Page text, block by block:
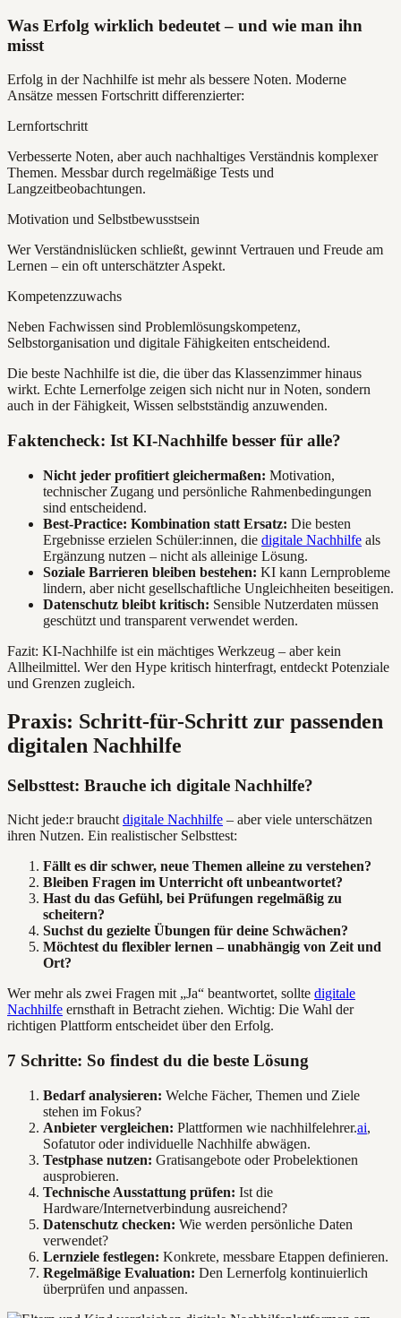
Was Erfolg wirklich bedeutet – und wie man ihn
misst
Erfolg in der Nachhilfe ist mehr als bessere Noten. Moderne
Ansätze messen Fortschritt differenzierter:
Lernfortschritt
Verbesserte Noten, aber auch nachhaltiges Verständnis komplexer
Themen. Messbar durch regelmäßige Tests und
Langzeitbeobachtungen.
Motivation und Selbstbewusstsein
Wer Verständnislücken schließt, gewinnt Vertrauen und Freude am
Lernen – ein oft unterschätzter Aspekt.
Kompetenzzuwachs
Neben Fachwissen sind Problemlösungskompetenz,
Selbstorganisation und digitale Fähigkeiten entscheidend.
Die beste Nachhilfe ist die, die über das Klassenzimmer hinaus
wirkt. Echte Lernerfolge zeigen sich nicht nur in Noten, sondern
auch in der Fähigkeit, Wissen selbstständig anzuwenden.
Faktencheck: Ist KI-Nachhilfe besser für alle?
Nicht jeder profitiert gleichermaßen: Motivation,
technischer Zugang und persönliche Rahmenbedingungen
sind entscheidend.
Best-Practice: Kombination statt Ersatz: Die besten
Ergebnisse erzielen Schüler:innen, die digitale Nachhilfe als
Ergänzung nutzen – nicht als alleinige Lösung.
Soziale Barrieren bleiben bestehen: KI kann Lernprobleme
lindern, aber nicht gesellschaftliche Ungleichheiten beseitigen.
Datenschutz bleibt kritisch: Sensible Nutzerdaten müssen
geschützt und transparent verwendet werden.
Fazit: KI-Nachhilfe ist ein mächtiges Werkzeug – aber kein
Allheilmittel. Wer den Hype kritisch hinterfragt, entdeckt Potenziale
und Grenzen zugleich.
Praxis: Schritt-für-Schritt zur passenden
digitalen Nachhilfe
Selbsttest: Brauche ich digitale Nachhilfe?
Nicht jede:r brauchtdigitale Nachhilfe – aber viele unterschätzen
ihren Nutzen. Ein realistischer Selbsttest:
Fällt es dir schwer, neue Themen alleine zu verstehen?
Bleiben Fragen im Unterricht oft unbeantwortet?
Hast du das Gefühl, bei Prüfungen regelmäßig zu
scheitern?
Suchst du gezielte Übungen für deine Schwächen?
Möchtest du flexibler lernen – unabhängig von Zeit und
Ort?
Wer mehr als zwei Fragen mit „Ja“ beantwortet, sollte digitale
Nachhilfe ernsthaft in Betracht ziehen. Wichtig: Die Wahl der
richtigen Plattform entscheidet über den Erfolg.
7 Schritte: So findest du die beste Lösung
Bedarf analysieren: Welche Fächer, Themen und Ziele
stehen im Fokus?
Anbieter vergleichen: Plattformen wie nachhilfelehrer.ai,
Sofatutor oder individuelle Nachhilfe abwägen.
Testphase nutzen: Gratisangebote oder Probelektionen
ausprobieren.
Technische Ausstattung prüfen: Ist die
Hardware/Internetverbindung ausreichend?
Datenschutz checken: Wie werden persönliche Daten
verwendet?
Lernziele festlegen: Konkrete, messbare Etappen definieren.
Regelmäßige Evaluation: Den Lernerfolg kontinuierlich
überprüfen und anpassen.